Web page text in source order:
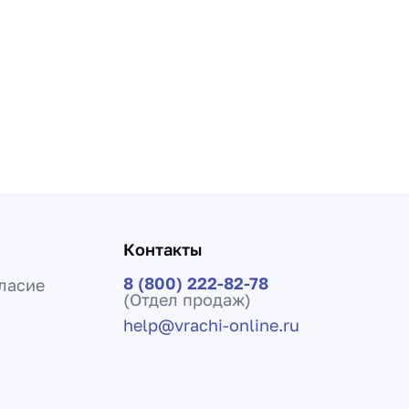
Контакты
8 (800) 222-82-78
(Отдел продаж)
help@vrachi-online.ru